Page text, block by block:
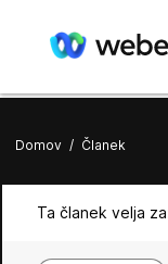
Domov / Članek
Ta članek velja